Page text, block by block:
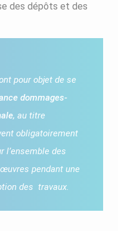
des dépôts et des
pour objet de se
dommages-
, au titre
obligatoirement
l’ensemble des
pendant une
des travaux.